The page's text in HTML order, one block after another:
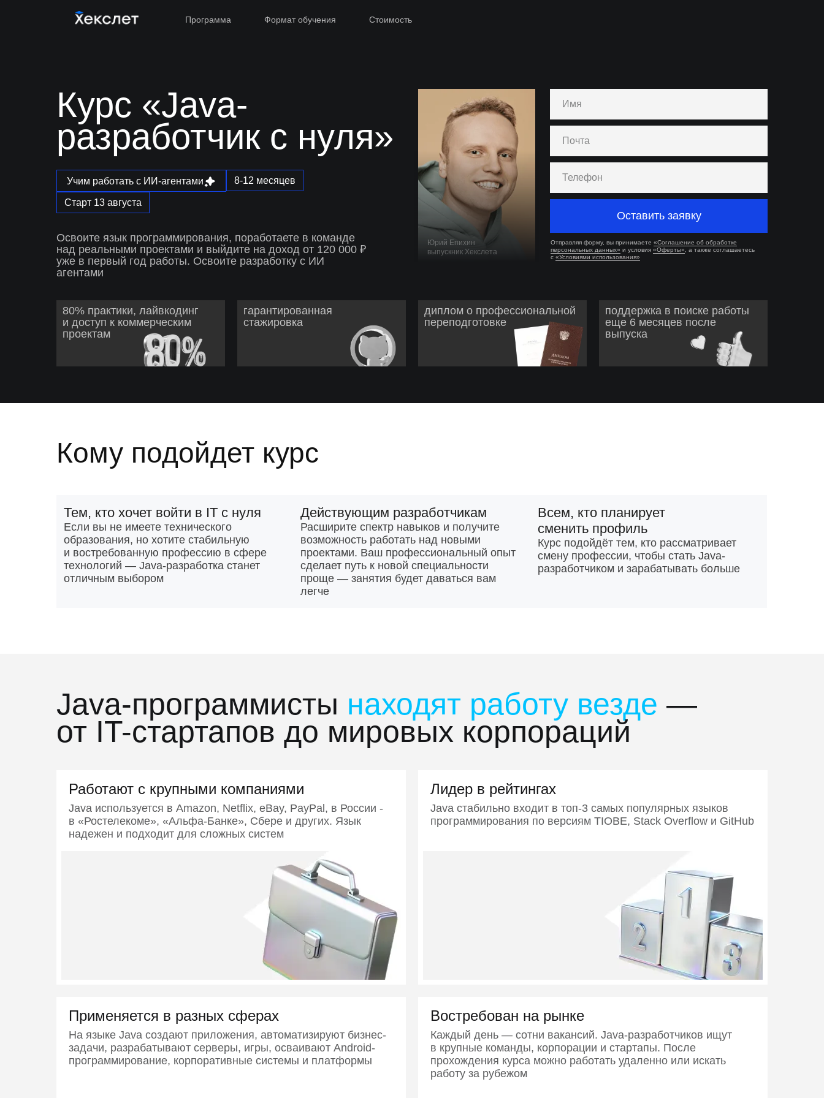
Программа Формат обучения Стоимость
поддержка в поиске работы
еще 6 месяцев после
выпуска
диплом о профессиональной
переподготовке
гарантированная
стажировка
80% практики, лайвкодинг
и доступ к коммерческим
проектам
Курс «Java-
разработчик с нуля»
Освоите язык программирования, поработаете в команде
над реальными проектами и выйдите на доход от 120 000 ₽
уже в первый год работы. Освоите разработку с ИИ
агентами
Учим работать с ИИ-агентами 8-12 месяцев
Старт 13 августа
Юрий Епихин
выпускник Хекслета
Отправляя форму, вы принимаете «Соглашение об обработке
персональных данных» и условия «Оферты» , а также соглашаетесь
с «Условиями использования»
Оставить заявку
Кому подойдет курс
Тем, кто хочет войти в IT с нуля
Если вы не имеете технического
образования, но хотите стабильную
и востребованную профессию в сфере
технологий — Java-разработка станет
отличным выбором
Действующим разработчикам
Расширите спектр навыков и получите
возможность работать над новыми
проектами. Ваш профессиональный опыт
сделает путь к новой специальности
проще — занятия будет даваться вам
легче
Всем, кто планирует
сменить профиль
Курс подойдёт тем, кто рассматривает
смену профессии, чтобы стать Java-
разработчиком и зарабатывать больше
программисты находят работу везде
Java-программисты находят работу везде —
от IT-стартапов до мировых корпораций
Работают с крупными компаниями
Java используется в Amazon, Netflix, eBay, PayPal, в России -
в «Ростелекоме», «Альфа-Банке», Сбере и других. Язык
надежен и подходит для сложных систем
Лидер в рейтингах
Java стабильно входит в топ-3 самых популярных языков
программирования по версиям TIOBE, Stack Overflow и GitHub
Применяется в разных сферах
На языке Java создают приложения, автоматизируют бизнес-
задачи, разрабатывают серверы, игры, осваивают Android-
программирование, корпоративные системы и платформы
Востребован на рынке
Каждый день — сотни вакансий. Java-разработчиков ищут
в крупные команды, корпорации и стартапы. После
прохождения курса можно работать удаленно или искать
работу за рубежом